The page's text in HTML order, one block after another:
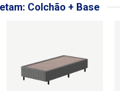
Colchão + Base